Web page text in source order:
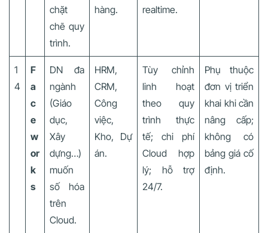
chặt
chẽ quy
trình.
hàng.
realtime.
1
4
F
a
c
e
w
or
k
s
DN đa
ngành
(Giáo
dục,
Xây
dựng…)
muốn
số hóa
trên
Cloud.
HRM,
CRM,
Công
việc,
Kho, Dự
án.
Tùy chỉnh
linh hoạt
theo quy
trình thực
tế; chi phí
Cloud hợp
lý; hỗ trợ
24/7.
Phụ thuộc
đơn vị triển
khai khi cần
nâng cấp;
không có
bảng giá cố
định.